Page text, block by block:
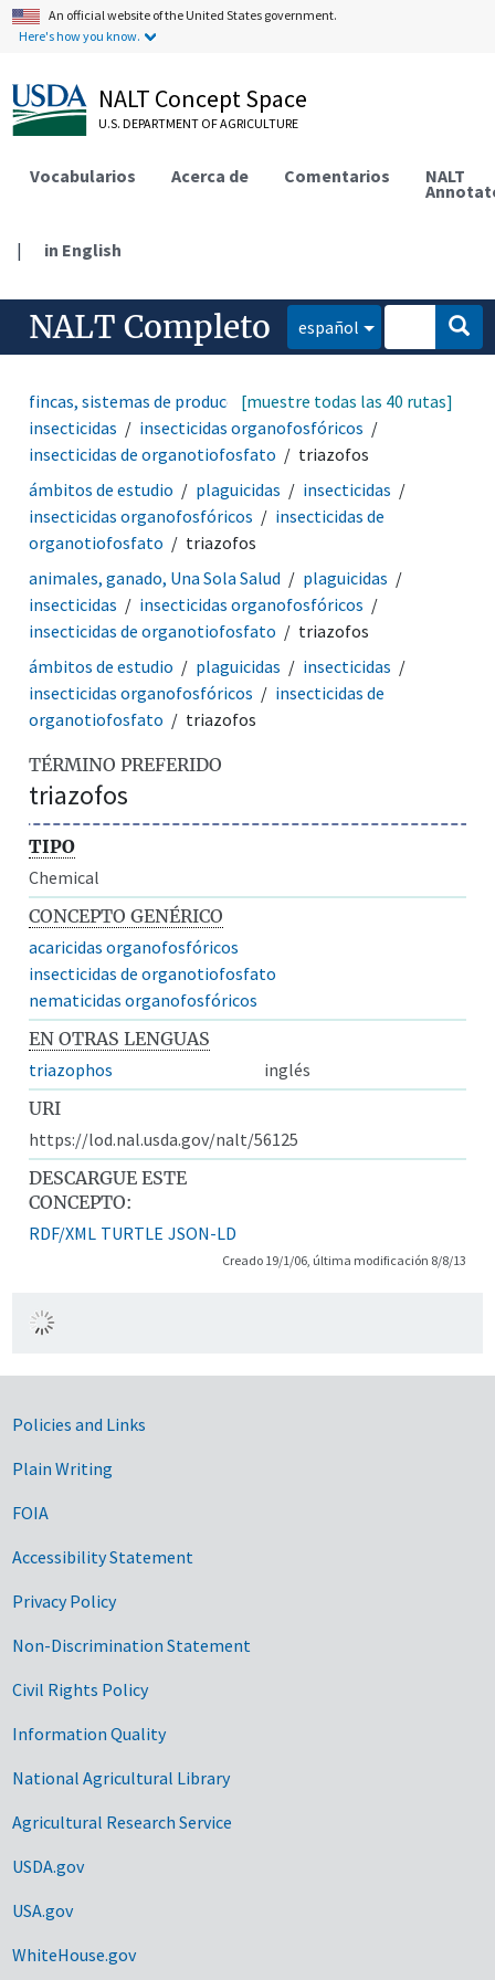
An official website of the United States government.
Here's how you know.
NALT Concept Space
U.S. DEPARTMENT OF AGRICULTURE
Vocabularios Acerca de Comentarios NALT
| in English
NALT Completo español
fincas, sistemas de producción agrícola
plaguicidas
insecticidas
insecticidas organofosfóricos
insecticidas de organotiofosfato
triazofos
[muestre todas las 40 rutas]
ámbitos de estudio plaguicidas
insecticidas
insecticidas organofosfóricos
insecticidas de
organotiofosfato
triazofos
animales, ganado, Una Sola Salud
plaguicidas
insecticidas
insecticidas organofosfóricos
insecticidas de organotiofosfato
triazofos
ámbitos de estudio
plaguicidas
insecticidas
insecticidas organofosfóricos
insecticidas de
organotiofosfato
triazofos
TÉRMINO PREFERIDO
triazofos
TIPO
Chemical
CONCEPTO GENÉRICO
acaricidas organofosfóricos
insecticidas de organotiofosfato
nematicidas organofosfóricos
EN OTRAS LENGUAS
triazophos
inglés
URI
https://lod.nal.usda.gov/nalt/56125
DESCARGUE ESTE
CONCEPTO:
RDF/XML TURTLE JSON-LD
Creado 19/1/06, última modificación 8/8/13
Government Links
Policies and Links
Plain Writing
FOIA
Accessibility Statement
Privacy Policy
Non-Discrimination Statement
Civil Rights Policy
Information Quality
National Agricultural Library
Agricultural Research Service
USDA.gov
USA.gov
WhiteHouse.gov